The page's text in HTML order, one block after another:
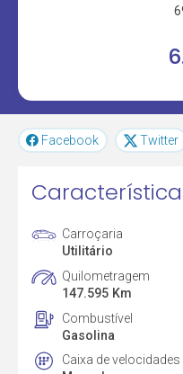
Facebook Twitter
Carroçaria
Utilitário
Quilometragem
147.595 Km
Combustível
Gasolina
Caixa de velocidades